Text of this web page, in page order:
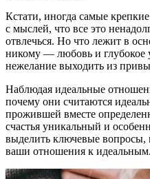
Кстати, иногда самые
с мыслей, что все это
отвлечься. Но что лежит в
никому — любовь и глубокое
нежелание выходить из
Наблюдая идеальные
почему они считаются
прожившей вместе
счастья уникальный и
выделить ключевые вопросы,
ваши отношения к идеальным.